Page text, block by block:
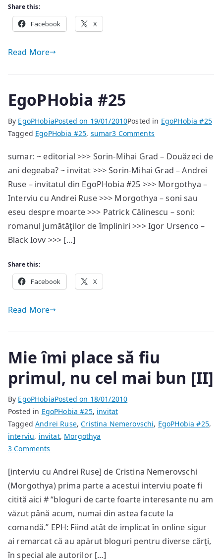
Share this:
Facebook X
Read More
EgoPHobia #25
By EgoPHobiaPosted on 19/01/2010Posted in EgoPHobia #25
Tagged EgoPHobia #25, sumar3 Commentson
#25
sumar: ~ editorial >>> Sorin-Mihai Grad – Douăzeci de
ani degeaba? ~ invitat >>> Sorin-Mihai Grad – Andrei
Ruse – invitatul din EgoPHobia #25 >>> Morgothya –
Interviu cu Andrei Ruse >>> Morgothya – soni sau
eseu despre moarte >>> Patrick Călinescu – soni:
romanul jumătăţilor de împliniri >>> Igor Ursenco –
Black Iovv >>> […]
Share this:
Facebook X
Read More
Mie îmi place să fiu
primul, nu cel mai bun [II]
By EgoPHobiaPosted on 18/01/2010
Posted in EgoPHobia #25, invitat
TaggedAndrei Ruse,Cristina Nemerovschi, EgoPHobia #25,
interviu, invitat, Morgothya
3 Comments
îmi
place
să
fiu
primul,
cel
[interviu cu Andrei Ruse] de Cristina Nemerovschi
(Morgothya) prima parte a acestui interviu poate fi
citită aici # “bloguri de carte foarte interesante nu am
văzut până acum, numai din astea facute la
comandă.” EPH: Fiind atât de implicat în online sigur
ai remarcat că au apărut bloguri pentru diverse cărţi,
în special ale autorilor […]